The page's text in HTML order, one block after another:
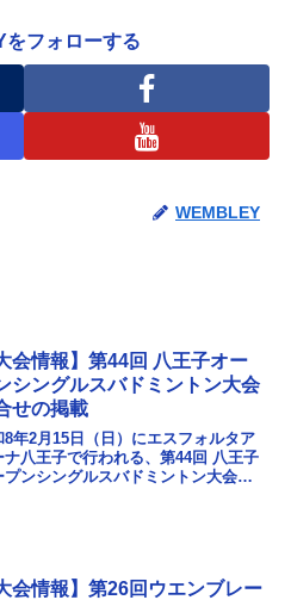
フォローする
WEMBLEY
会情報】第44回 八王子オー
シングルスバドミントン大会
せの掲載
8年2月15日（日）にエスフォルタア
ナ八王子で行われる、第44回 八王子
プンシングルスバドミントン大会の
会情報】第26回ウエンブレー